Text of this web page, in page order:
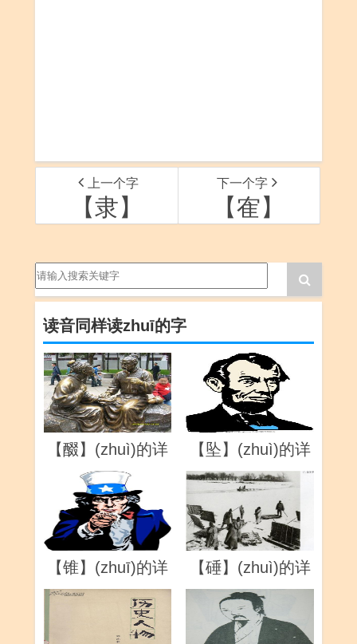
上一个字
【隶】
下一个字
【隺】
读音同样读zhuī的字
【醊】(zhuì)的详
解
【坠】(zhuì)的详
解
【锥】(zhuī)的详
解
【硾】(zhuì)的详
解